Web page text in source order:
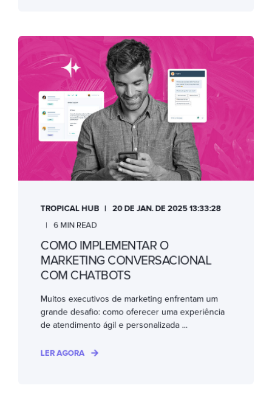
TROPICAL HUB
20 DE JAN. DE 2025 13:33:28
6 MIN READ
COMO IMPLEMENTAR O
MARKETING CONVERSACIONAL
COM CHATBOTS
Muitos executivos de marketing enfrentam um
grande desafio: como oferecer uma experiência
de atendimento ágil e personalizada ...
LER AGORA